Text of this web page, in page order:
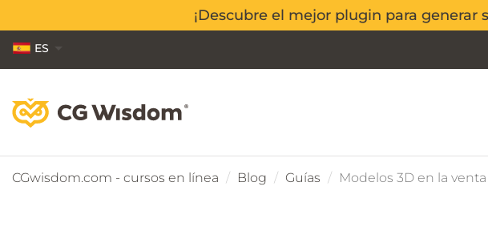
¡Descubre el mejor plugin para generar
¡Descubre el mejor plugin para generar
ES
EN
CGwisdom.com - cursos en línea Blog Guías Modelos 3D en la